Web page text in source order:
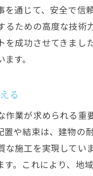
を通じて、安全で
るための高度な技
を成功させてきま
す。
る
作業が求められる
や結束は、建物の
な施工を実現して
。これにより、地